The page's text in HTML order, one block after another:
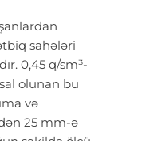
sahələri
0,45 q/sm³-
olunan bu
və
25 mm-ə